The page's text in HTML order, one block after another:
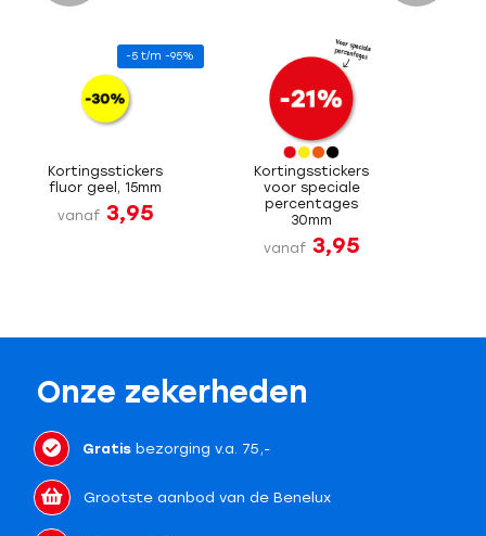
-5 t/m -95%
Kortingsstickers
fluor geel, 15mm
vanaf 3,95
Kortingsstickers
voor speciale
percentages
30mm
vanaf 3,95
Onze zekerheden
Gratisbezorging v.a. 75,-
Grootste aanbod van de Benelux